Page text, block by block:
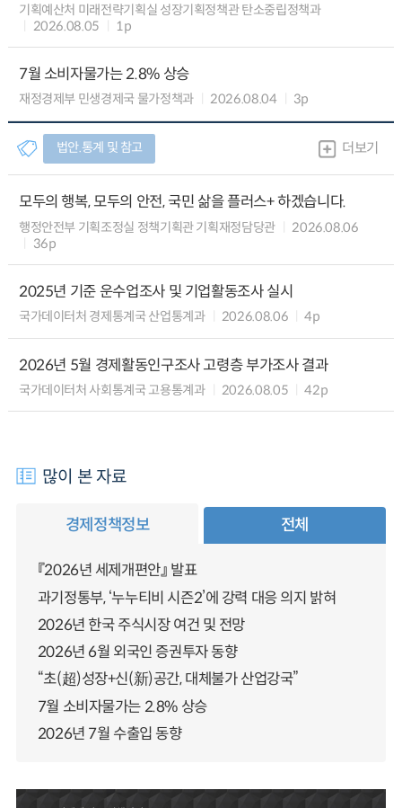
기획예산처 미래전략기획실 성장기획정책관 탄소중립정책과
2026.08.05
1p
7월 소비자물가는 2.8% 상승
재정경제부 민생경제국 물가정책과 2026.08.04 3p
법안.통계 및 참고 더보기
모두의 행복, 모두의 안전, 국민 삶을 플러스+ 하겠습니다.
행정안전부 기획조정실 정책기획관 기획재정담당관
2026.08.06
36p
2025년 기준 운수업조사 및 기업활동조사 실시
국가데이터처 경제통계국 산업통계과 2026.08.06 4p
2026년 5월 경제활동인구조사 고령층 부가조사 결과
국가데이터처 사회통계국 고용통계과 2026.08.05 42p
많이 본 자료
경제정책정보 전체
『2026년 세제개편안』 발표
과기정통부, ‘누누티비 시즌2’에 강력 대응 의지 밝혀
2026년 한국 주식시장 여건 및 전망
2026년 6월 외국인 증권투자 동향
“초(超)성장+신(新)공간, 대체불가 산업강국”
7월 소비자물가는 2.8% 상승
2026년 7월 수출입 동향